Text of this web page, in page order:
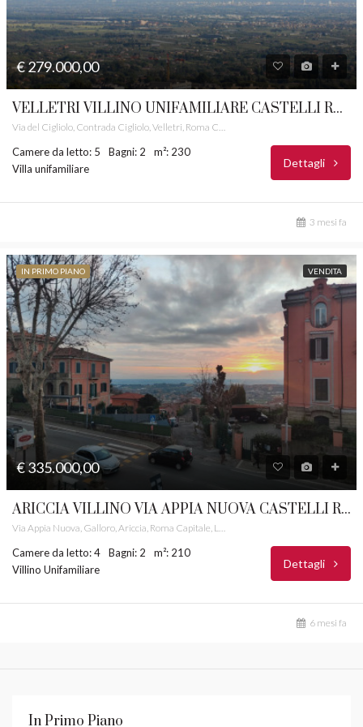
€ 279.000,00
VELLETRI VILLINO UNIFAMILIARE CASTELLI ROMANI RIF. 24
Via del Cigliolo, Contrada Cigliolo, Velletri, Roma Capitale, Lazio, 00049, Italia
Camere da letto: 5 Bagni: 2
m²: 230
Villa unifamiliare
Dettagli
3 mesi fa
IN PRIMO PIANO VENDITA
€ 335.000,00
ARICCIA VILLINO VIA APPIA NUOVA CASTELLI ROMANI RIF. 15
Camere da letto: 4 Bagni: 2
m²: 210
Villino Unifamiliare
Dettagli
6 mesi fa
In Primo Piano